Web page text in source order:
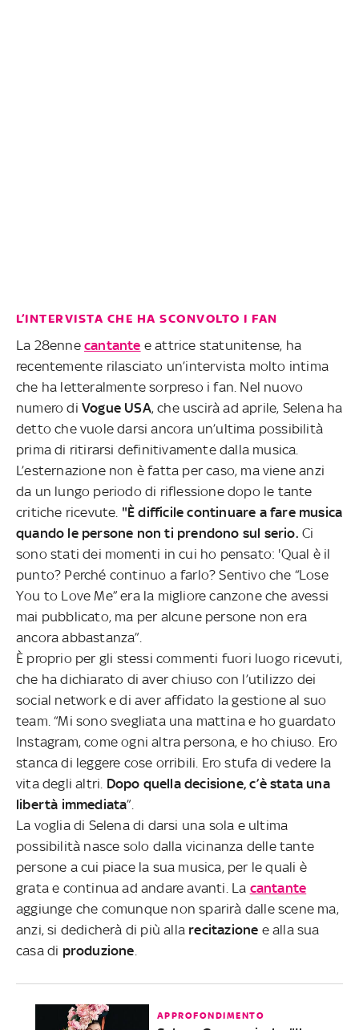
L’INTERVISTA CHE HA SCONVOLTO I FAN
La 28enne cantante e attrice statunitense, ha
recentemente rilasciato un’intervista molto intima
che ha letteralmente sorpreso i fan. Nel nuovo
numero di Vogue USA, che uscirà ad aprile, Selena ha
detto che vuole darsi ancora un’ultima possibilità
prima di ritirarsi definitivamente dalla musica.
L’esternazione non è fatta per caso, ma viene anzi
da un lungo periodo di riflessione dopo le tante
critiche ricevute. "È difficile continuare a fare musica
quando le persone non ti prendono sul serio.Ci
sono stati dei momenti in cui ho pensato: 'Qual è il
punto? Perché continuo a farlo? Sentivo che “Lose
You to Love Me” era la migliore canzone che avessi
mai pubblicato, ma per alcune persone non era
ancora abbastanza”.
È proprio per gli stessi commenti fuori luogo ricevuti,
che ha dichiarato di aver chiuso con l’utilizzo dei
social network e di aver affidato la gestione al suo
team .“Mi sono svegliata una mattina e ho guardato
Instagram, come ogni altra persona, e ho chiuso. Ero
stanca di leggere cose orribili. Ero stufa di vedere la
vita degli altri. Dopo quella decisione, c’è stata una
libertà immediata”.
La voglia di Selena di darsi una sola e ultima
possibilità nasce solo dalla vicinanza delle tante
persone a cui piace la sua musica, per le quali è
grata e continua ad andare avanti. La cantante
aggiunge che comunque non sparirà dalle scene ma,
anzi, si dedicherà di più alla recitazione e alla sua
casa di produzione
APPROFONDIMENTO